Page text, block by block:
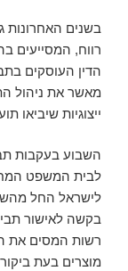
בשנים האחרונות
רווח, המסייעים
הדין העוסקים
מאשר את ניהול
ייצוגיות שיביאו
השבוע בעקבות
לבית המשפט
לישראל החל
רשות המסים את
מוצרים בעת